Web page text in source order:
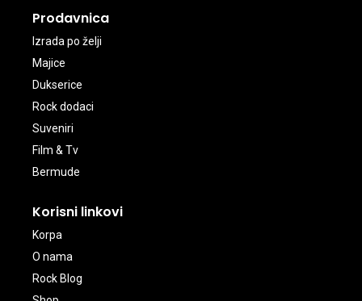
Prodavnica
Izrada po želji
Majice
Dukserice
Rock dodaci
Suveniri
Film & Tv
Bermude
Korisni linkovi
Korpa
O nama
Rock Blog